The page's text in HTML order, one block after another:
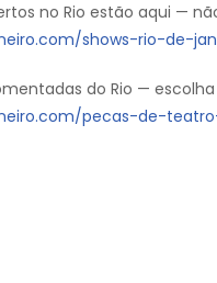
no Rio estão aqui —
shows-rio-de-
do Rio —
pecas-de-